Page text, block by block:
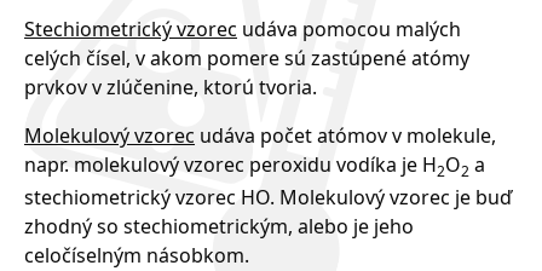
Stechiometrický vzorec udáva pomocou malých
celých čísel, v akom pomere sú zastúpené atómy
prvkov v zlúčenine, ktorú tvoria.
Molekulový vzorec udáva počet atómov v molekule,
napr. molekulový vzorec peroxidu vodíka je H2O2 a
stechiometrický vzorec HO. Molekulový vzorec je buď
zhodný so stechiometrickým, alebo je jeho
celočíselným násobkom.